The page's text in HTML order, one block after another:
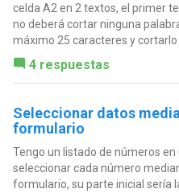
celda A2 en 2 textos, el primer
no deberá cortar ninguna
máximo 25 caracteres y cortarlo
4 respuestas
Seleccionar datos
formulario
Tengo un listado de números
seleccionar cada número
formulario, su parte inicial sería